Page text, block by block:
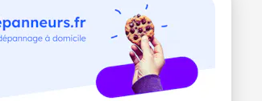
refermable).